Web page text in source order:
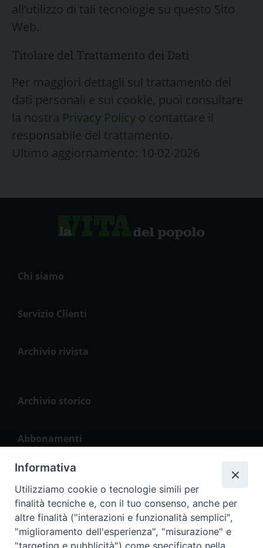
all’utilizzo di tali tecnologie su questo Sito
Web.
Titolare del Trattamento dei Dati
Per maggiori dettagli sul trattamento dei
dati personali e sui cookie, puoi consultare
la nostra Privacy Policy o contattare il
responsabile del trattamento.
Ultimo aggiornamento: 10-02-2026
Chi siamo
Servizio Clienti
Archivio rivista
Archivio storico
Abbonamenti
La Vita del Popolo
Seguici
Informativa
Utilizziamo cookie o tecnologie simili per
finalità tecniche e, con il tuo consenso, anche per
altre finalità ("interazioni e funzionalità semplici",
"miglioramento dell'esperienza", "misurazione" e